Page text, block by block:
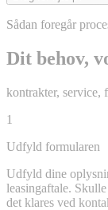
Sådan foregår
Dit behov,
kontrakter, service,
1
Udfyld formularen
Udfyld dine
leasingaftale.
det klares ved